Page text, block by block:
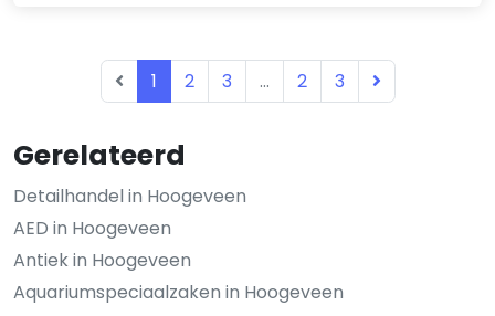
Gerelateerd
Detailhandel in Hoogeveen
AED in Hoogeveen
Antiek in Hoogeveen
Aquariumspeciaalzaken in Hoogeveen
1 2 3 ... 2 3